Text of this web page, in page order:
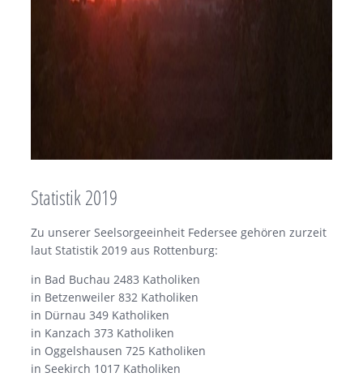
Statistik 2019
Zu unserer Seelsorgeeinheit Federsee gehören zurzeit
laut Statistik 2019 aus Rottenburg:
in Bad Buchau 2483 Katholiken
in Betzenweiler 832 Katholiken
in Dürnau 349 Katholiken
in Kanzach 373 Katholiken
in Oggelshausen 725 Katholiken
in Seekirch 1017 Katholiken